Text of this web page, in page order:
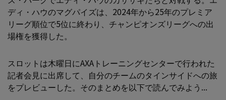
ディ・ハウのマグパイズは、2024年から25年のプレミア
リーグ順位で5位に終わり、チャンピオンズリーグへの出
場権を獲得した。
スロットは木曜日にAXAトレーニングセンターで行われた
記者会見に出席して、自分のチームのタインサイドへの旅
をプレビューした。そのまとめを以下で読んでみよう...